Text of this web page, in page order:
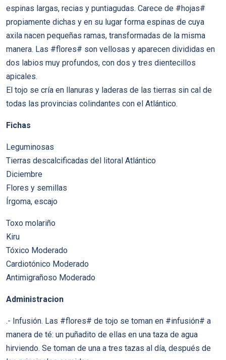
espinas largas, recias y puntiagudas. Carece de #hojas#
propiamente dichas y en su lugar forma espinas de cuya
axila nacen pequeñas ramas, transformadas de la misma
manera. Las #flores# son vellosas y aparecen divididas en
dos labios muy profundos, con dos y tres dientecillos
apicales.
El tojo se cría en llanuras y laderas de las tierras sin cal de
todas las provincias colindantes con el Atlántico.
Fichas
Leguminosas
Tierras descalcificadas del litoral Atlántico
Diciembre
Flores y semillas
Írgoma, escajo
Toxo molariño
Kiru
Tóxico Moderado
Cardiotónico Moderado
Antimigrañoso Moderado
Administracion
.- Infusión. Las #flores# de tojo se toman en #infusión# a
manera de té: un puñadito de ellas en una taza de agua
hirviendo. Se toman de una a tres tazas al día, después de